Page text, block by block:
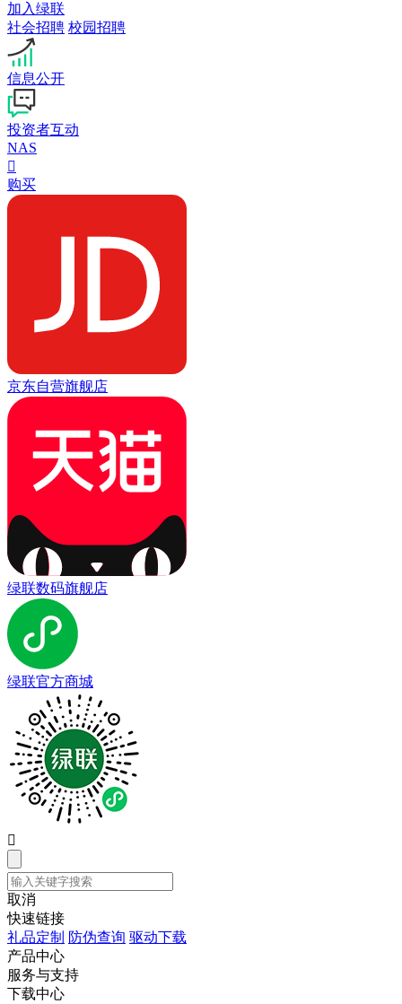
加入绿联
社会招聘 校园招聘
信息公开
投资者互动
NAS

购买
京东自营旗舰店
绿联数码旗舰店
绿联官方商城

取消
快速链接
礼品定制 防伪查询 驱动下载
产品中心
服务与支持
下载中心